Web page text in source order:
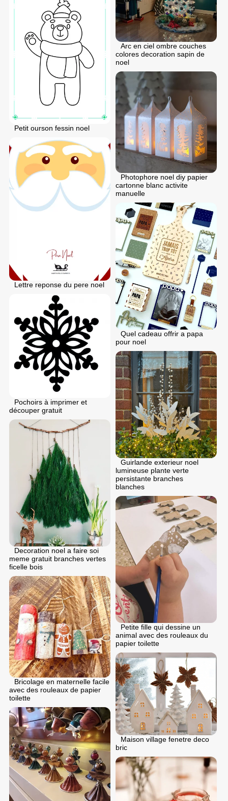
Arc en ciel ombre couches
colores decoration sapin de
noel
Petit ourson fessin noel
Photophore noel diy papier
cartonne blanc activite
manuelle
Lettre reponse du pere noel
Quel cadeau offrir a papa
pour noel
Pochoirs à imprimer et
découper gratuit
Guirlande exterieur noel
lumineuse plante verte
persistante branches
blanches
Decoration noel a faire soi
meme gratuit branches vertes
ficelle bois
Petite fille qui dessine un
animal avec des rouleaux du
papier toilette
Bricolage en maternelle facile
avec des rouleaux de papier
toilette
Maison village fenetre deco
bric